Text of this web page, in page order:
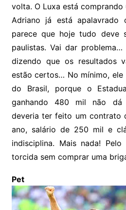
volta. O Luxa está
Adriano já está apalavrado
parece que hoje tudo deve
paulistas. Vai dar
dizendo que os resultados
estão certos… No mínimo, ele
do Brasil, porque o
ganhando 480 mil não dá
deveria ter feito um contrato
ano, salário de 250 mil e
indisciplina. Mais nada!
torcida sem comprar uma
Pet